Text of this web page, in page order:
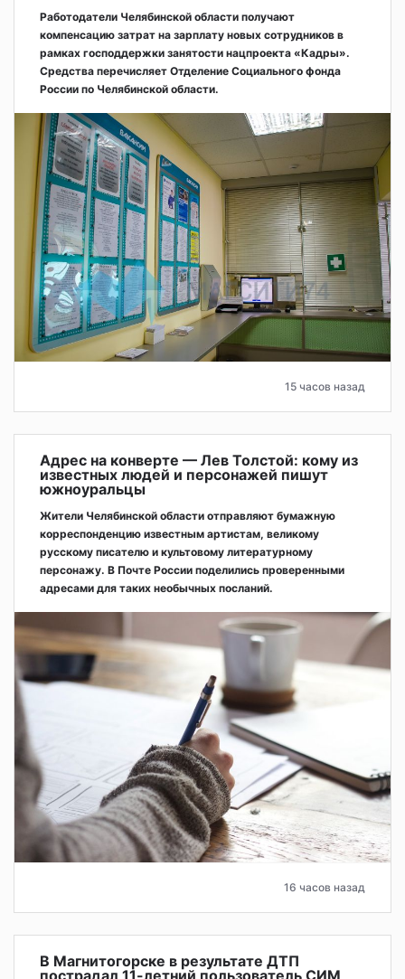
Работодатели Челябинской области получают
компенсацию затрат на зарплату новых сотрудников в
рамках господдержки занятости нацпроекта «Кадры».
Средства перечисляет Отделение Социального фонда
России по Челябинской области.
15 часов назад
Адрес на конверте — Лев Толстой: кому из
известных людей и персонажей пишут
южноуральцы
Жители Челябинской области отправляют бумажную
корреспонденцию известным артистам, великому
русскому писателю и культовому литературному
персонажу. В Почте России поделились проверенными
адресами для таких необычных посланий.
16 часов назад
В Магнитогорске в результате ДТП
пострадал 11-летний пользователь СИМ